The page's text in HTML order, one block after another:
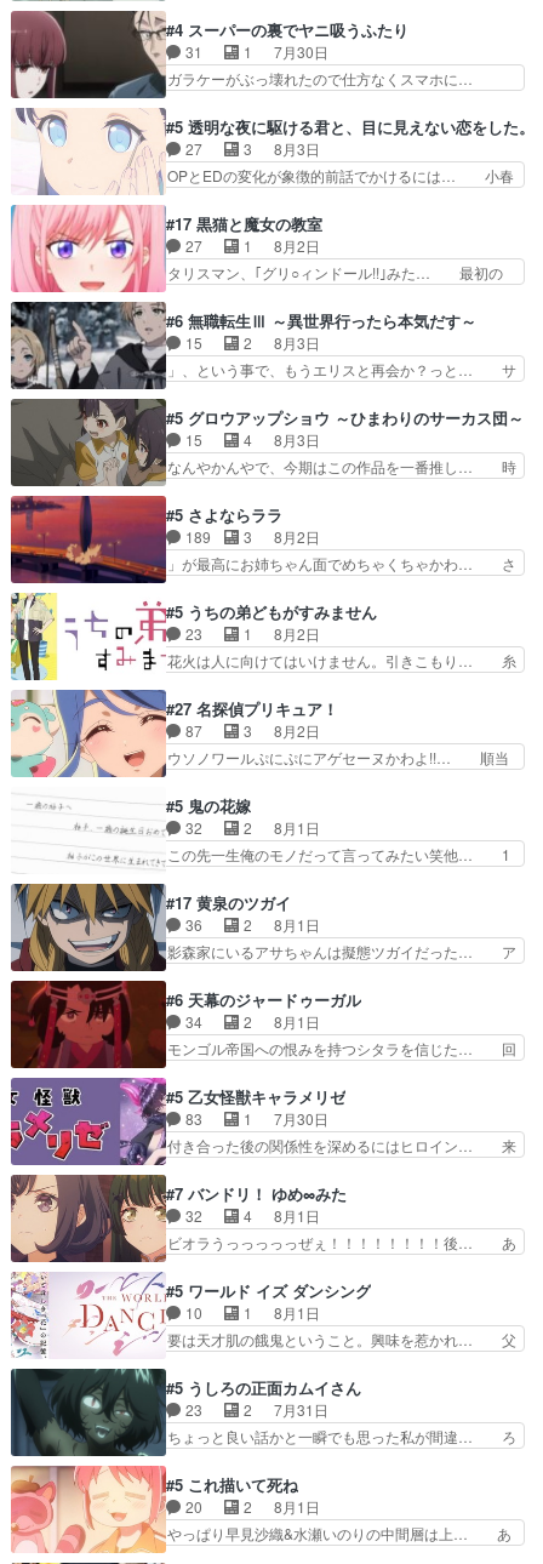
めに東京へ!/でも観光よ… 旅の支度全部やってく
れる先輩、なんだかん… 第５話をｄアニメストア
で視聴しました。視…
を人間に戻して欲しいでも自分達が代わ… ご視聴
ありがとうございました見るたびに切… 誰かと思
ったらちゅー先輩か。しれっと相方… 第５話感
想：コ□した相手にも家族や…､戦… つらい回
ナとミミも可愛かった2人の関係… 確かに相手に
も家族や大切な人はいるけど、… 白シャツが作業
着みたいなもんなんですかね…
#4 スーパーの裏でヤニ吸うふたり
31 1
7月30日
ガラケーがぶっ壊れたので仕方なくスマホに…
はり出オチ感が否めず、エピソードの打率… 田山
さんが佐々木さんに沼っていく…こんな… 佐々木
さん、腕フェチなんですね笑最近まじ… 佐々木が
ガラケーからスマホに変えるって、… もうドラマ
ゃわない？佐々木さんの優しさ… 先行で見た時よ
り2人のやり取りに癒しを感… ABEMA版の7〜8
話佐々木が実年齢以上…
#5 透明な夜に駆ける君と、目に見えない恋をした。
27 3
8月3日
OPとEDの変化が象徴的前話でかけるには… 小春
か、こんな風に見えてるのかぁ。かける… 完全な
両片思いになりましたねぇ…OPとE… 余計な物
は描かず白く靄がかった小春ちゃん… 光も感じな
い完全な盲目なんやね…おめかし… 母役に能登さ
も描かれていて良かった本当… 股に海豚を挟み水
上バスでの会話を反芻…恋… OPEDとも無人バー
ジョンから主人公２人…
#17 黒猫と魔女の教室
27 1
8月2日
タリスマン、｢グリ○ィンドール!!｣みた… 最初の
ホントスピカが大好きだよね。ツン… 一等級ポテ
ンシャルのアリアちゃん可愛くて… そういや、ア
リアは能力は最上級のくせに、… とうとうアリア
と直接競う場がきたこれまで… 毎度ながらのスピ
マン趣味ダダ漏れで好き… 期末試験が始まろうと
しておりスピカは対策… 能力鑑定胸像タリスマン
氏容姿も評価してし…
#6 無職転生Ⅲ ～異世界行ったら本気だす～
15 2
8月3日
」、という事で、もうエリスと再会か？っと… サ
関係の清算が粛々と進められているサラ… サラと
の関係に対して完全に「昔の女」とし… ルーシー
にデレるルディが完全に親バカで微… サラとは会
ってほしいちゃんとした別れ方し… サラは未練0
キャラモヤモヤする別れ方だ… 役で出演させてい
ただきました！よろしくお… 毎クールメインヒロ
インを好きになっちゃう…
#5 グロウアップショウ ～ひまわりのサーカス団～
15 4
8月3日
なんやかんやで、今期はこの作品を一番推し… 時
愛すぎるな楠木ともりちゃんのね… デフォルメさ
れた表情が特に多かったのが印… 葵＆茜の回も良
きでした。あの証拠写真、ひ… 互いが互いのこと
を想っているのにすれ違っ… 第５話をｄアニメス
んと練習したい〟と言… 本当この作品は「キャ
ラ」を活かすのがうま… みずかちゃんの介入で双
子の仲にヒビが………
#5 さよならララ
189 3
8月2日
」が最高にお姉ちゃん面でめちゃくちゃかわ… さ
を振り切ってみんなに謝ったララの思い… 仕事に
馴染めない辺り観ていて苦しいところ… ララちゃ
んの事情はもう少し皆に話して良い… ララと茉里
とで初のアルバイト。七転八倒し… 労働するプリ
てケーキ食べて、帰りにカメ… ララが働く事での
てんやわんや。働いて大変… 地道に働き人と関わ
る日々の中に愛を見いだ…
#5 うちの弟どもがすみません
23 1
8月2日
花火は人に向けてはいけません。引きこもり… 糸
お名前を見たんだけどあの中村大樹さん… 糸ちゃ
んカッケー、色んな意味でwゲームが… 姉から性
的興奮覚えてないよね？なんて言わ… テーマ：引
きこもりの理由感想は、久しぶり… 元ゲーマーな
んの距離感おかしいね(*´… 糸と源ははよ好きお
うとると言わんかい！引… ショウくんと対等に話
すためにゲームをする…
#27 名探偵プリキュア！
87 3
8月2日
ウソノワールぷにぷにアゲセーヌかわよ!!… 順当
取り戻し正式に探偵事務所で働き始め… ポワロ、
元ネタを解説して原作に誘導するの… くれあさん
の探偵としての初事件にしてちょ… ・急にクイズ
番組が始まったw・妖精ウソノ… るるかの助手だ
の！？クレアさん探偵すぎ… 突然のポアロクイズ
は草なんよ。んで、あん… 今回からついにくれあ
が探偵事務所の仲間に…
#5 鬼の花嫁
32 2
8月1日
この先一生俺のモノだって言ってみたい笑他… 1
さん柚子に18年分の誕生日プレゼント… 柚子は
鬼龍院家から初めて学校に通う事にな… プレゼン
ト攻撃ヤバすぎるwwwヴァイオレ… 玲夜さまサ
プライズの、これまでの柚子ちゃ… 玲夜から柚子
んへ…もう中学生な… 梅原の人が18歳になるま
での誕生プレゼン… なよなよした男（cv石田彰）
梅ちゃんがた…
#17 黄泉のツガイ
36 2
8月1日
影森家にいるアサちゃんは擬態ツガイだった… ア
にアサはいなかった逆にガブちゃんはい… 影森の
当主が際限なくツガイを増やせるのに… 今回はも
うガブちゃんさんの悲鳴にも似た怒… ユルと戦っ
た時から伏線が張られていたのが… しかしアサ
い筈のガブちゃん、アキオの… 色々とひっかけが
あって、最終的に嫌な終わ… ゴンゾウが従える大
量のツガイに何事かと思…
#6 天幕のジャードゥーガル
34 2
8月1日
モンゴル帝国への恨みを持つシタラを信じた… 回
タイの妃になってもその心は晴れず、モ… ドレゲ
ネの過去、宝石だった彼女が人になり… ドレゲネ
の過去、、辛かった、、あのジャタ… 年上旦那が
良い人でも、女は宝石でただ笑っ… ダイルの儀式
過去には同情の言葉しか…シ… 奥様に悲しい過
去…萌え袖が可愛いね、と思… ドレゲネとシタ
ラ、2人だけの同盟が結成さ…
#5 乙女怪獣キャラメリゼ
83 1
7月30日
付き合った後の関係性を深めるにはヒロイン… 来
とメスってて何この可愛い生物。クラス… 付き合
い始めたら始めたでまた違った悩みが… と一歩ず
つ踏み出す黒絵ちゃん微笑ま新汰の… ツインテー
ルが可愛いお茶目な妹ちゃんです… しかも過去も
らっしゃるからかしらお顔が… 黒絵「怪獣に憧れ
るのはいいけど自分自身が… 素の自分はどちらな
のかはまだ不明だが見せ…
#7 バンドリ！ ゆめ∞みた
32 4
8月1日
ビオラうっっっっっぜぇ！！！！！！！！後… あ
ラが悪魔すぎて気分が悪くなってきたこ… 声優ま
とめました(７話まで)仲町あられ/… ビオラの策略
がバッチリ嵌って最高wwwこ… 自信あれば評価
なんて気にしないし、充実し… ・バーチャルだけ
け？と思ったら歌唱シーン… の、らいぶシーン
＿!!­­--­­--­… それだけでええやん！！しかし、ビオラ
が仕…
#5 ワールド イズ ダンシング
10 1
8月1日
要は天才肌の餓鬼ということ。興味を惹かれ… 父
の鬼夜叉と田楽の増次郎。小さないざこ… 着眼点
は良くとも、先鋭的すぎるのか。芸能… 鬼夜叉は
石也と共に観世座をあとにし、三条… 観世座を離
れ、三条坊門御所で日々を送る鬼… 「お前(鬼夜
子舞勝負。鬼夜叉は猫の動き… 登場人物の我が強
い。新しい獅子舞に拘って… 第５話を
primevideoで視聴しまし…
#5 うしろの正面カムイさん
23 2
7月31日
ちょっと良い話かと一瞬でも思った私が間違… ろ
も1日お疲れ様でした～───昨晩～今… 幼女に拾
われたお市ちゃんの恩返し。化け猫… 役にて出演
させていただきました。ジョアン… トイ・ストー
リーみたいな始まり。流石に除… 猫相手になんで
#5 これ描いて死ね
20 2
8月1日
やっぱり早見沙織&水瀬いのりの中間層は上… あ